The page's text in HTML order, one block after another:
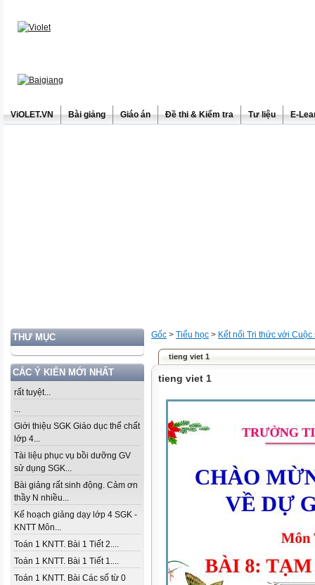
ViOLET.VN Bài giảng Giáo án Đề thi & Kiểm tra Tư liệu E-
THƯ MỤC
CÁC Ý KIẾN MỚI NHẤT
rất tuyệt...
...
Giới thiệu SGK Giáo dục thể chất
lớp 4...
Tài liệu phục vụ bồi dưỡng GV
sử dụng SGK...
Bài giảng rất sinh động. Cảm ơn
thầy N nhiều...
Kế hoạch giảng dạy lớp 4 SGK -
KNTT Môn...
Toán 1 KNTT. Bài 1 Tiết 2....
Toán 1 KNTT. Bài 1 Tiết 1....
Toán 1 KNTT. Bài Các số từ 0
Gốc > Tiểu học > Kết nối Tri thức với Cuộc
tieng viet 1
tieng viet 1